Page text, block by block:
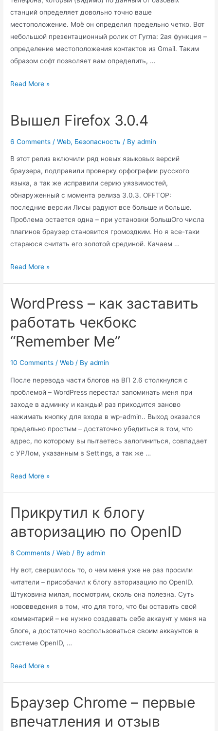
станций определяет довольно точно ваше
местоположение. Моё он определил предельно четко. Вот
небольшой презентационный ролик от Гугла: 2ая функция –
определение местоположения контактов из Gmail. Таким
образом софт позволяет вам определить, …
Google
очередной
от
Google
Read More »
Вышел Firefox 3.0.4
6 Comments /Web, Безопасность / Byadmin
В этот релиз включили ряд новых языковых версий
браузера, подправили проверку орфографии русского
языка, а так же исправили серию уязвимостей,
обнаруженный с момента релиза 3.0.3. OFFTOP:
последние версии Лисы радуют все больше и больше.
Проблема остается одна – при установки большОго числа
плагинов браузер становится громоздким. Но я все-таки
стараюся считать его золотой срединой. Качаем …
Вышел
Read More »
WordPress – как заставить
работать чекбокс
“Remember Me”
10 Comments /Web / Byadmin
После перевода части блогов на ВП 2.6 столкнулся с
проблемой – WordPress перестал запоминать меня при
заходе в админку и каждый раз приходится заново
нажимать кнопку для входа в wp-admin.. Выход оказался
предельно простым – достаточно убедиться в том, что
адрес, по которому вы пытаетесь залогиниться, совпадает
с УРЛом, указанным в Settings, а так же …
WordPress
заставить
чекбокс
Read More »
Прикрутил к блогу
авторизацию по OpenID
8 Comments /Web / Byadmin
Ну вот, свершилось то, о чем меня уже не раз просили
читатели – присобачил к блогу авторизацию по OpenID.
Штуковина милая, посмотрим, сколь она полезна. Суть
нововведения в том, что для того, что бы оставить свой
комментарий – не нужно создавать себе аккаунт у меня на
блоге, а достаточно воспользоваться своим аккаунтов в
системе OpenID, …
Прикрутил
авторизацию
OpenID
Read More »
Браузер Chrome – первые
впечатления и отзыв